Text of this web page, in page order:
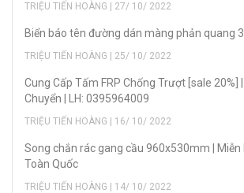
TRIỆU TIẾN HOÀNG | 27/ 10/ 2022
Biển báo tên đường dán màng phản quang
TRIỆU TIẾN HOÀNG | 25/ 10/ 2022
Cung Cấp Tấm FRP Chống Trượt [sale 20%]
Chuyển | LH: 0395964009
TRIỆU TIẾN HOÀNG | 16/ 10/ 2022
Song chắn rác gang cầu 960x530mm | Miễn
Toàn Quốc
TRIỆU TIẾN HOÀNG | 14/ 10/ 2022